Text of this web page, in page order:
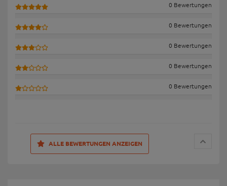
0 Bewertungen
0 Bewertungen
0 Bewertungen
0 Bewertungen
0 Bewertungen
ALLE BEWERTUNGEN ANZEIGEN